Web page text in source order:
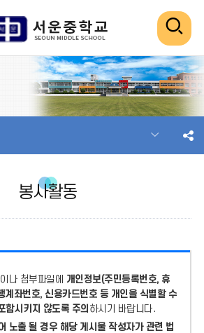
검
색
열
기
봉사활동
나 첨부파일에
개인정보(주민등록번호, 휴
계좌번호, 신용카드번호 등 개인을 식별할 수
함시키지 않도록 주의 하시기 바랍니다.
노출 될 경우 해당 게시물 작성자가 관련 법